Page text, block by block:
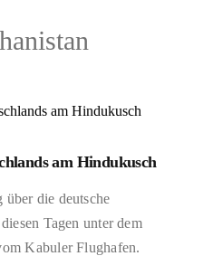
am Hindukusch
die deutsche
Tagen unter dem
Kabuler Flughafen.